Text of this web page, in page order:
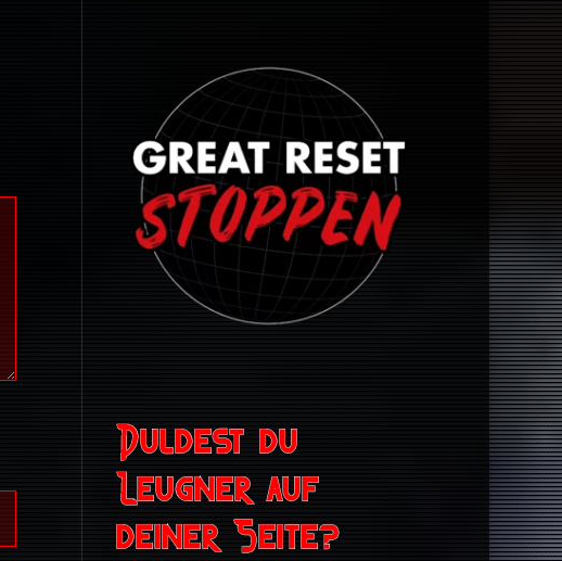
Duldest du
Leugner auf
deiner Seite?